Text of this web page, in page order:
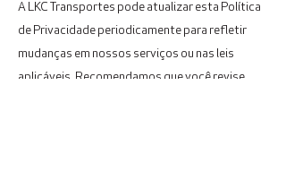
A LKC Transportes pode atualizar esta Política
de Privacidade periodicamente para refletir
mudanças em nossos serviços ou nas leis
aplicáveis. Recomendamos que você revise